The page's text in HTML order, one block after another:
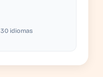
idiomas